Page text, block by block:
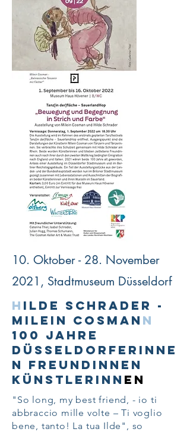
10. Oktober - 28. November
2021, Stadtmuseum Düsseldorf
H ilde Schrader -
Milein Cosman n
100 Jahre
Düsseldorferinne
n Freundinnen
Künstlerinn en
"So long, my best friend, - io ti
abbraccio mille volte – Ti voglio
bene, tanto! La tua Ilde", so